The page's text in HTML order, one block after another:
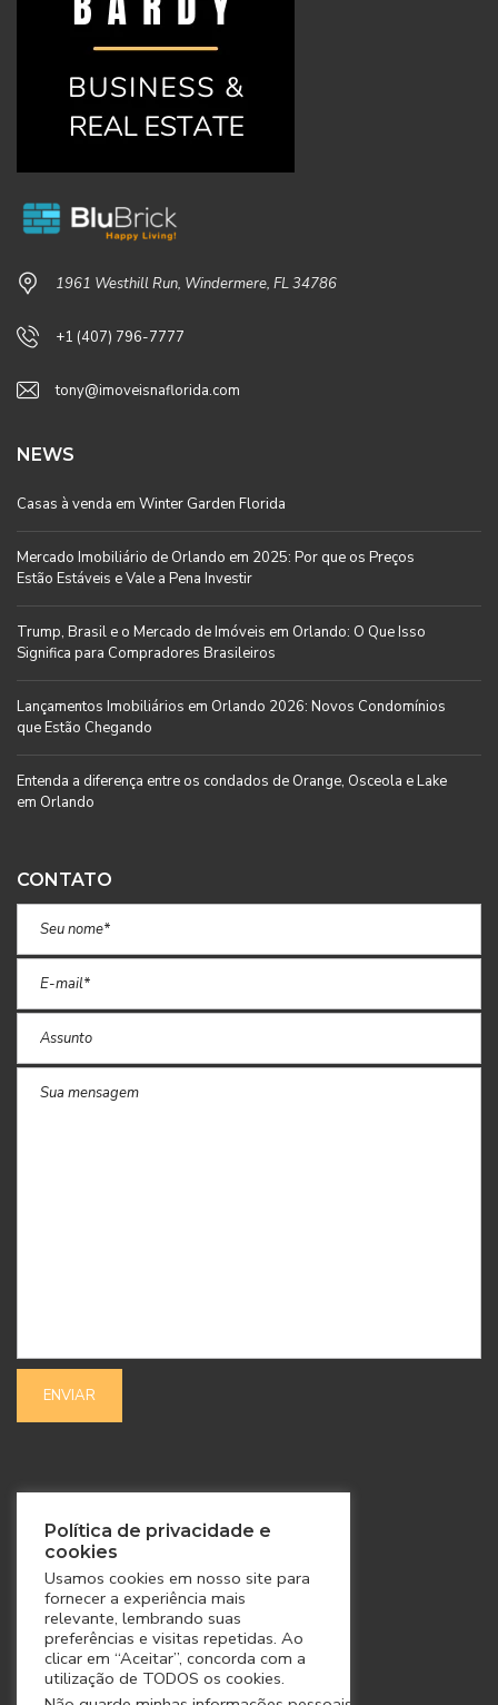
1961 Westhill Run, Windermere, FL 34786
+1 (407) 796-7777
tony@imoveisnaflorida.com
NEWS
Casas à venda em Winter Garden Florida
Mercado Imobiliário de Orlando em 2025: Por que os Preços
Estão Estáveis e Vale a Pena Investir
Trump, Brasil e o Mercado de Imóveis em Orlando: O Que Isso
Significa para Compradores Brasileiros
Lançamentos Imobiliários em Orlando 2026: Novos Condomínios
que Estão Chegando
Entenda a diferença entre os condados de Orange, Osceola e Lake
em Orlando
CONTATO
SIGA-NOS
Política de privacidade e
cookies
Usamos cookies em nosso site para
fornecer a experiência mais
relevante, lembrando suas
preferências e visitas repetidas. Ao
clicar em “Aceitar”, concorda com a
utilização de TODOS os cookies.